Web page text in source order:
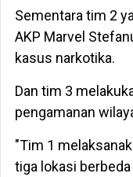
Sementara tim 2
AKP Marvel
kasus narkotika.
Dan tim 3
pengamanan
"Tim 1
tiga lokasi